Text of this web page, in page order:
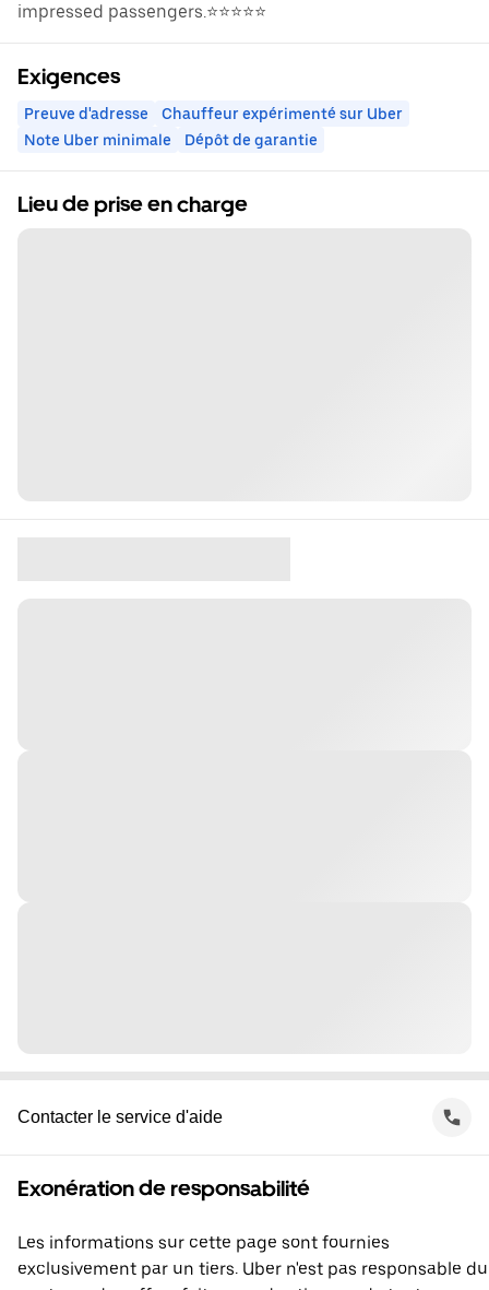
impressed passengers.⭐️⭐️⭐️⭐️⭐️
Exigences
Preuve d'adresse
Chauffeur expérimenté sur Uber
Note Uber minimale
Dépôt de garantie
Lieu de prise en charge
Contacter le service d'aide
Exonération de responsabilité
Les informations sur cette page sont fournies
exclusivement par un tiers. Uber n'est pas responsable du